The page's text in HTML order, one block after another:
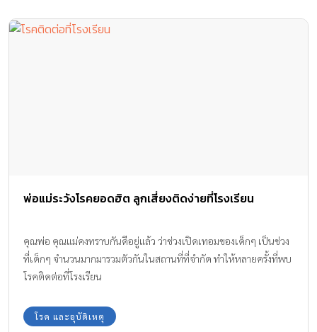
พ่อแม่ระวังโรคยอดฮิต ลูกเสี่ยงติดง่ายที่โรงเรียน
คุณพ่อ คุณแม่คงทราบกันดีอยู่แล้ว ว่าช่วงเปิดเทอมของเด็กๆ เป็นช่วง
ที่เด็กๆ จำนวนมากมารวมตัวกันในสถานที่ที่จำกัด ทำให้หลายครั้งที่พบ
โรคติดต่อที่โรงเรียน
โรค และอุบัติเหตุ